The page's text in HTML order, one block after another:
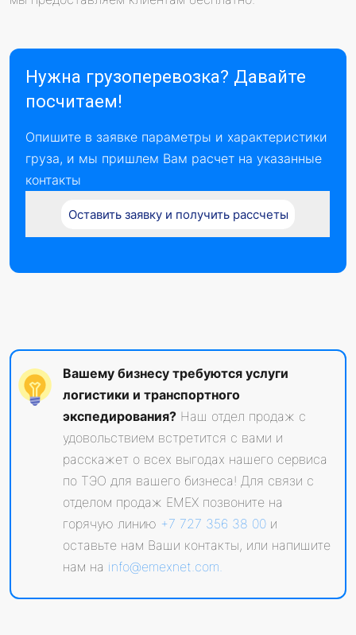
Нужна грузоперевозка? Давайте
посчитаем!
Опишите в заявке параметры и характеристики
груза, и мы пришлем Вам расчет на указанные
контакты
Оставить заявку и получить рассчеты
Вашему бизнесу требуются услуги
логистики и транспортного
экспедирования? Наш отдел продаж с
удовольствием встретится с вами и
расскажет о всех выгодах нашего сервиса
по ТЭО для вашего бизнеса! Для связи с
отделом продаж EMEX позвоните на
горячую линию +7 727 356 38 00 и
оставьте нам Ваши контакты, или напишите
нам на info@emexnet.com.